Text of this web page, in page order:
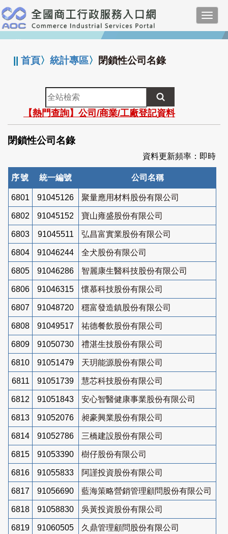
跳
到
主
要
:::
||首頁〉統計專區〉 閉鎖性公司名錄
全
站
檢
索
【熱門查詢】公司/商業/工廠登記資料
閉鎖性公司名錄
資料更新頻率：即時
序號 統一編號 公司名稱
6801 91045126 聚量應用材料股份有限公司
6802 91045152 寶山雍盛股份有限公司
6803 91045511 弘昌富實業股份有限公司
6804 91046244 全犬股份有限公司
6805 91046286 智麗康生醫科技股份有限公司
6806 91046315 懷慕科技股份有限公司
6807 91048720 穩富發造鎮股份有限公司
6808 91049517 祐德餐飲股份有限公司
6809 91050730 禮湛生技股份有限公司
6810 91051479 天玥能源股份有限公司
6811 91051739 慧芯科技股份有限公司
6812 91051843 安心智醫健康事業股份有限公司
6813 91052076 昶豪興業股份有限公司
6814 91052786 三橋建設股份有限公司
6815 91053390 樹仔股份有限公司
6816 91055833 阿謹投資股份有限公司
6817 91056690 藍海策略營銷管理顧問股份有限公司
6818 91058830 吳黃投資股份有限公司
6819 91060505 久鼎管理顧問股份有限公司